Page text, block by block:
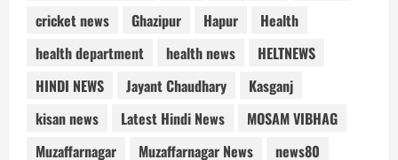
cricket news
Ghazipur Hapur
Health
health department
health news
HELTNEWS
HINDI NEWS
Jayant Chaudhary
Kasganj
kisan news
Latest Hindi News
MOSAM VIBHAG
Muzaffarnagar
Muzaffarnagar News
news80